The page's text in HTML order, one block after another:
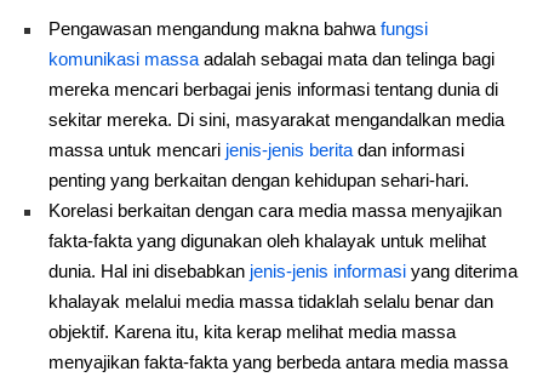
Pengawasan mengandung makna bahwa fungsi
komunikasi massa adalah sebagai mata dan telinga bagi
mereka mencari berbagai jenis informasi tentang dunia di
sekitar mereka. Di sini, masyarakat mengandalkan media
massa untuk mencari jenis-jenis berita dan informasi
penting yang berkaitan dengan kehidupan sehari-hari.
Korelasi berkaitan dengan cara media massa menyajikan
fakta-fakta yang digunakan oleh khalayak untuk melihat
dunia. Hal ini disebabkan jenis-jenis informasi yang diterima
khalayak melalui media massa tidaklah selalu benar dan
objektif. Karena itu, kita kerap melihat media massa
menyajikan fakta-fakta yang berbeda antara media massa